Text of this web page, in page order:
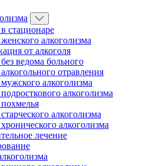
стационаре
алкоголизма
от алкоголя
ведома больного
отравления
алкоголизма
алкоголизма
алкоголизма
алкоголизма
лечение